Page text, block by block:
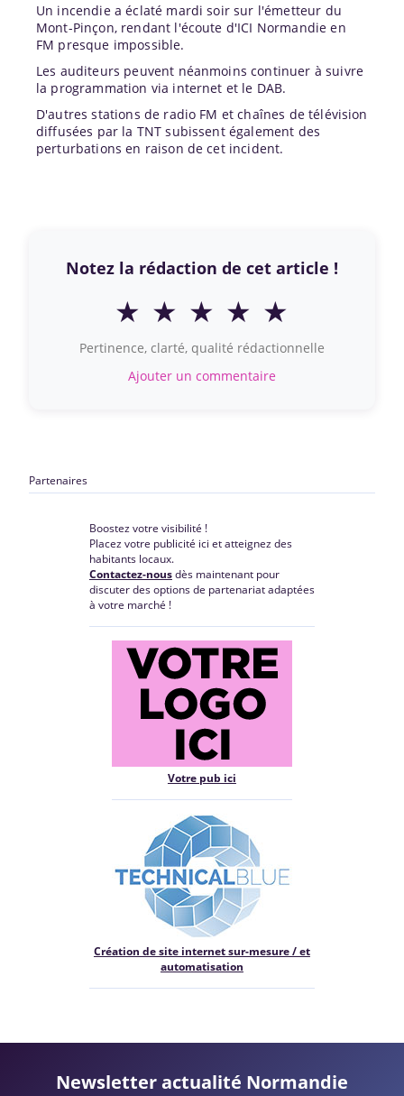
Un incendie a éclaté mardi soir sur l'émetteur du
Mont-Pinçon, rendant l'écoute d'ICI Normandie en
FM presque impossible.
Les auditeurs peuvent néanmoins continuer à suivre
la programmation via internet et le DAB.
D'autres stations de radio FM et chaînes de télévision
diffusées par la TNT subissent également des
perturbations en raison de cet incident.
Notez la rédaction de cet article !
★ ★ ★ ★ ★
Pertinence, clarté, qualité rédactionnelle
Ajouter un commentaire
Partenaires
Boostez votre visibilité !
Placez votre publicité ici et atteignez des
habitants locaux.
Contactez-nousdès maintenant pour
discuter des options de partenariat adaptées
à votre marché !
Votre pub ici
Création de site internet sur-mesure / et
automatisation
Newsletter actualité Normandie